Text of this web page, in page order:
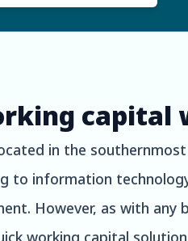
capital
in the
to information
However, as with any
working capital